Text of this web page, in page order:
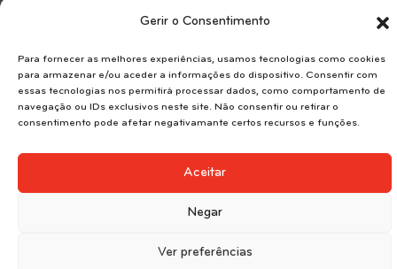
Gerir o Consentimento
Para fornecer as melhores experiências, usamos tecnologias como cookies
para armazenar e/ou aceder a informações do dispositivo. Consentir com
essas tecnologias nos permitirá processar dados, como comportamento de
navegação ou IDs exclusivos neste site. Não consentir ou retirar o
consentimento pode afetar negativamante certos recursos e funções.
Aceitar
Negar
Ver preferências
Reservice SA . AMI 7183.